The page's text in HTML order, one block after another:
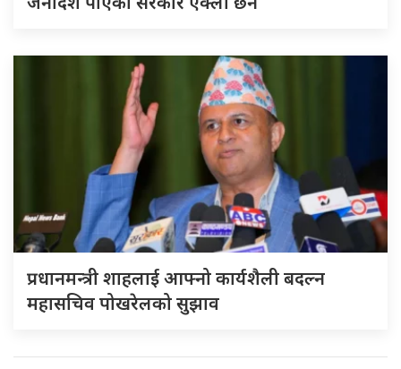
प्रधानमन्त्री शाहलाई आफ्नो कार्यशैली बदल्न
महासचिव पोखरेलको सुझाव